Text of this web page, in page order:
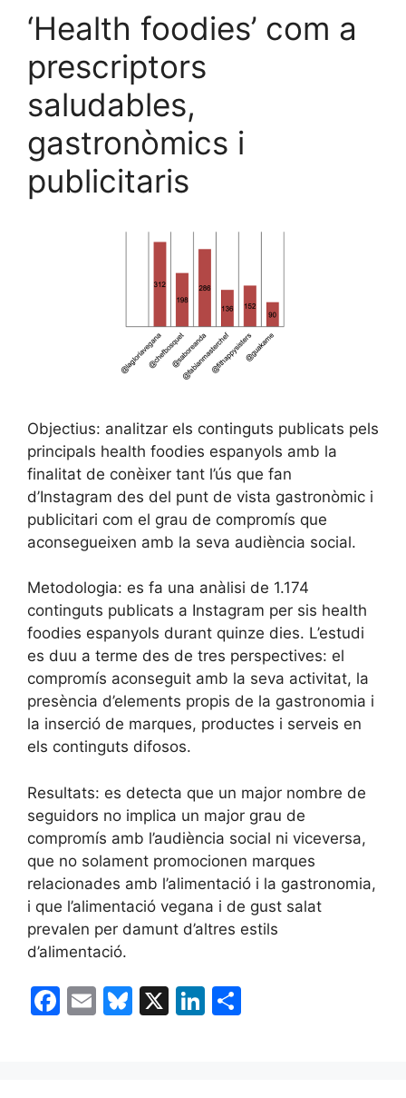
b
o
o
k
k
y
dI
n
ar
te
‘Health foodies’ com a
prescriptors
saludables,
gastronòmics i
publicitaris
Objectius: analitzar els continguts publicats pels
principals health foodies espanyols amb la
finalitat de conèixer tant l’ús que fan
d’Instagram des del punt de vista gastronòmic i
publicitari com el grau de compromís que
aconsegueixen amb la seva audiència social.
Metodologia: es fa una anàlisi de 1.174
continguts publicats a Instagram per sis health
foodies espanyols durant quinze dies. L’estudi
es duu a terme des de tres perspectives: el
compromís aconseguit amb la seva activitat, la
presència d’elements propis de la gastronomia i
la inserció de marques, productes i serveis en
els continguts difosos.
Resultats: es detecta que un major nombre de
seguidors no implica un major grau de
compromís amb l’audiència social ni viceversa,
que no solament promocionen marques
relacionades amb l’alimentació i la gastronomia,
i que l’alimentació vegana i de gust salat
prevalen per damunt d’altres estils
d’alimentació.
F
E
Bl X
Li